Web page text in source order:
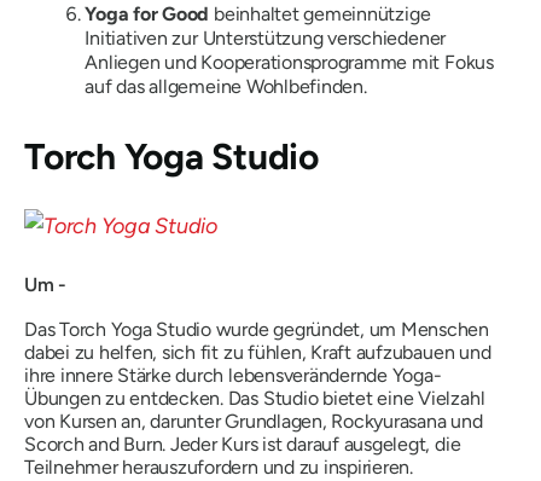
Yoga for Good beinhaltet gemeinnützige
Initiativen zur Unterstützung verschiedener
Anliegen und Kooperationsprogramme mit Fokus
auf das allgemeine Wohlbefinden.
Torch Yoga Studio
Um -
Das Torch Yoga Studio wurde gegründet, um Menschen
dabei zu helfen, sich fit zu fühlen, Kraft aufzubauen und
ihre innere Stärke durch lebensverändernde Yoga-
Übungen zu entdecken. Das Studio bietet eine Vielzahl
von Kursen an, darunter Grundlagen, Rockyurasana und
Scorch and Burn. Jeder Kurs ist darauf ausgelegt, die
Teilnehmer herauszufordern und zu inspirieren.